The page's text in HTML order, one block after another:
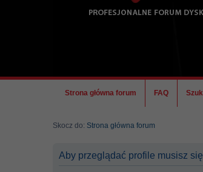
Strona główna forum FAQ
Skocz do: Strona główna forum
Aby przeglądać profile musisz